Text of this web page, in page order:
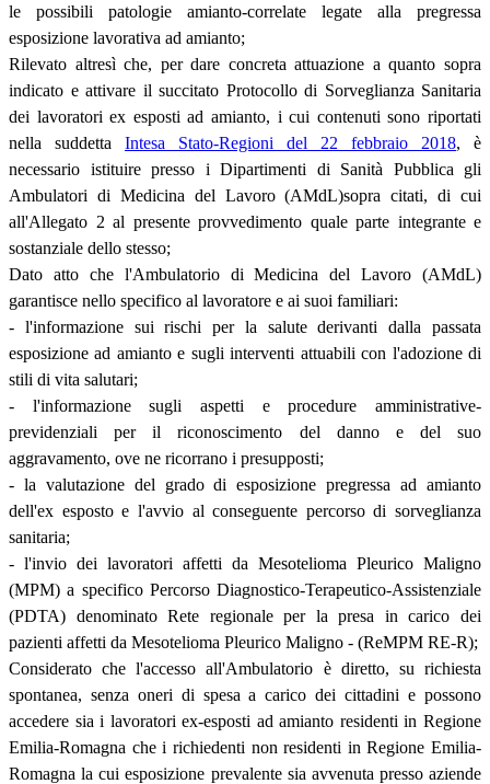
le possibili patologie amianto-correlate legate alla pregressa
esposizione lavorativa ad amianto;
Rilevato altresì che, per dare concreta attuazione a quanto sopra
indicato e attivare il succitato Protocollo di Sorveglianza Sanitaria
dei lavoratori ex esposti ad amianto, i cui contenuti sono riportati
nella suddetta Intesa Stato-Regioni del 22 febbraio 2018, è
necessario istituire presso i Dipartimenti di Sanità Pubblica gli
Ambulatori di Medicina del Lavoro (AMdL)sopra citati, di cui
all'Allegato 2 al presente provvedimento quale parte integrante e
sostanziale dello stesso;
Dato atto che l'Ambulatorio di Medicina del Lavoro (AMdL)
garantisce nello specifico al lavoratore e ai suoi familiari:
- l'informazione sui rischi per la salute derivanti dalla passata
esposizione ad amianto e sugli interventi attuabili con l'adozione di
stili di vita salutari;
- l'informazione sugli aspetti e procedure amministrative-
previdenziali per il riconoscimento del danno e del suo
aggravamento, ove ne ricorrano i presupposti;
- la valutazione del grado di esposizione pregressa ad amianto
dell'ex esposto e l'avvio al conseguente percorso di sorveglianza
sanitaria;
- l'invio dei lavoratori affetti da Mesotelioma Pleurico Maligno
(MPM) a specifico Percorso Diagnostico-Terapeutico-Assistenziale
(PDTA) denominato Rete regionale per la presa in carico dei
pazienti affetti da Mesotelioma Pleurico Maligno - (ReMPM RE-R);
Considerato che l'accesso all'Ambulatorio è diretto, su richiesta
spontanea, senza oneri di spesa a carico dei cittadini e possono
accedere sia i lavoratori ex-esposti ad amianto residenti in Regione
Emilia-Romagna che i richiedenti non residenti in Regione Emilia-
Romagna la cui esposizione prevalente sia avvenuta presso aziende